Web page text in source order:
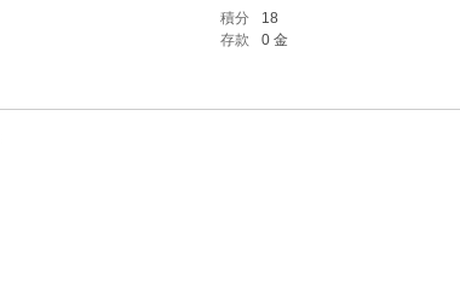
積分 18
存款 0 金